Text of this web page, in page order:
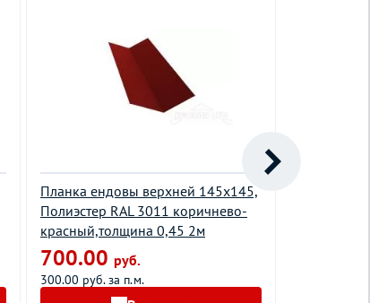
Планка ендовы верхней 145х145,
Полиэстер RAL 3011 коричнево-
красный,толщина 0,45 2м
700.00 руб.
300.00 руб. за п.м.